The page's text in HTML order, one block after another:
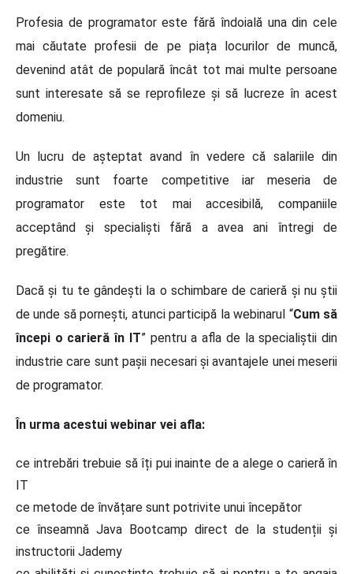
Profesia de programator este fără îndoială una din cele
mai căutate profesii de pe piața locurilor de muncă,
devenind atât de populară încât tot mai multe persoane
sunt interesate să se reprofileze și să lucreze în acest
domeniu.
Un lucru de așteptat avand în vedere că salariile din
industrie sunt foarte competitive iar meseria de
programator este tot mai accesibilă, companiile
acceptând și specialiști fără a avea ani întregi de
pregătire.
Dacă și tu te gândești la o schimbare de carieră și nu știi
de unde să pornești, atunci participă la webinarul “Cum să
începi o carieră în IT” pentru a afla de la specialiștii din
industrie care sunt pașii necesari și avantajele unei meserii
de programator.
În urma acestui webinar vei afla:
ce intrebări trebuie să îți pui inainte de a alege o carieră în
IT
ce metode de învățare sunt potrivite unui începător
ce înseamnă Java Bootcamp direct de la studenții și
instructorii Jademy